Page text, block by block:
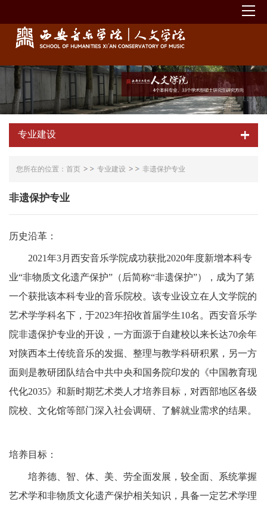
专业建设
您所在的位置： 首页 专业建设 非遗保护专业
非遗保护专业
历史沿革：
2021年3月西安音乐学院成功获批2020年度新增本科专
业“非物质文化遗产保护”（后简称“非遗保护”），成为了第
一个获批该本科专业的音乐院校。该专业设立在人文学院的
艺术学学科名下，于2023年招收首届学生10名。西安音乐学
院非遗保护专业的开设，一方面源于自建校以来长达70余年
对陕西本土传统音乐的发掘、整理与教学科研积累，另一方
面则是教研团队结合中共中央和国务院印发的《中国教育现
代化2035》和新时期艺术类人才培养目标，对西部地区各级
院校、文化馆等部门深入社会调研、了解就业需求的结果。
培养目标：
培养德、智、体、美、劳全面发展，较全面、系统掌握
艺术学和非物质文化遗产保护相关知识，具备一定艺术学理